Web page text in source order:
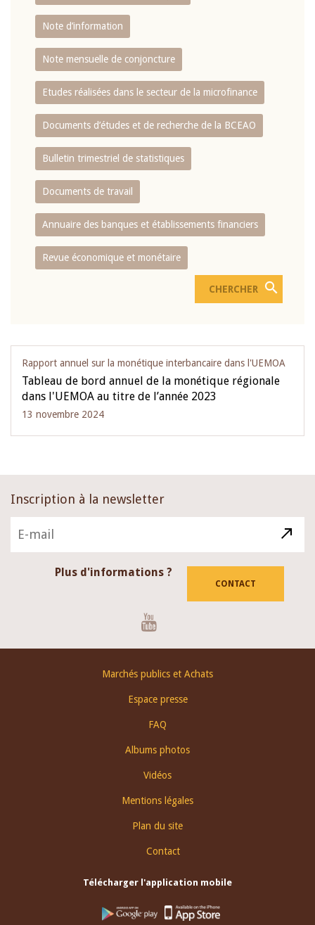
Note d’information
Note mensuelle de conjoncture
Etudes réalisées dans le secteur de la microfinance
Documents d’études et de recherche de la BCEAO
Bulletin trimestriel de statistiques
Documents de travail
Annuaire des banques et établissements financiers
Revue économique et monétaire
Rapport annuel sur la monétique interbancaire dans l'UEMOA
Tableau de bord annuel de la monétique régionale
dans l'UEMOA au titre de l’année 2023
13 novembre 2024
Inscription à la newsletter
Plus d'informations ?
CONTACT
Marchés publics et Achats
Espace presse
FAQ
Albums photos
Vidéos
Mentions légales
Plan du site
Contact
Télécharger l'application mobile